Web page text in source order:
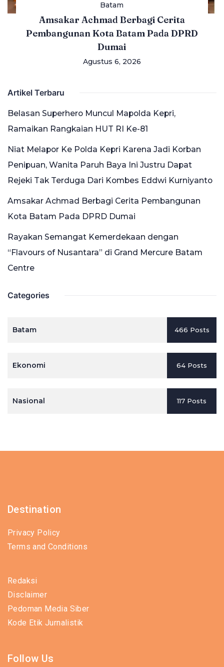
Batam
Amsakar Achmad Berbagi Cerita
Pembangunan Kota Batam Pada DPRD
Dumai
Agustus 6, 2026
Artikel Terbaru
Belasan Superhero Muncul Mapolda Kepri,
Ramaikan Rangkaian HUT RI Ke-81
Niat Melapor Ke Polda Kepri Karena Jadi Korban
Penipuan, Wanita Paruh Baya Ini Justru Dapat
Rejeki Tak Terduga Dari Kombes Eddwi Kurniyanto
Amsakar Achmad Berbagi Cerita Pembangunan
Kota Batam Pada DPRD Dumai
Rayakan Semangat Kemerdekaan dengan
“Flavours of Nusantara” di Grand Mercure Batam
Centre
Categories
Batam 466 Posts
Ekonomi 64 Posts
Nasional 117 Posts
Destination
Privacy Policy
Terms and Conditions
Redaksi
Disclaimer
Pedoman Media Siber
Kode Etik Jurnalistik
Follow Us